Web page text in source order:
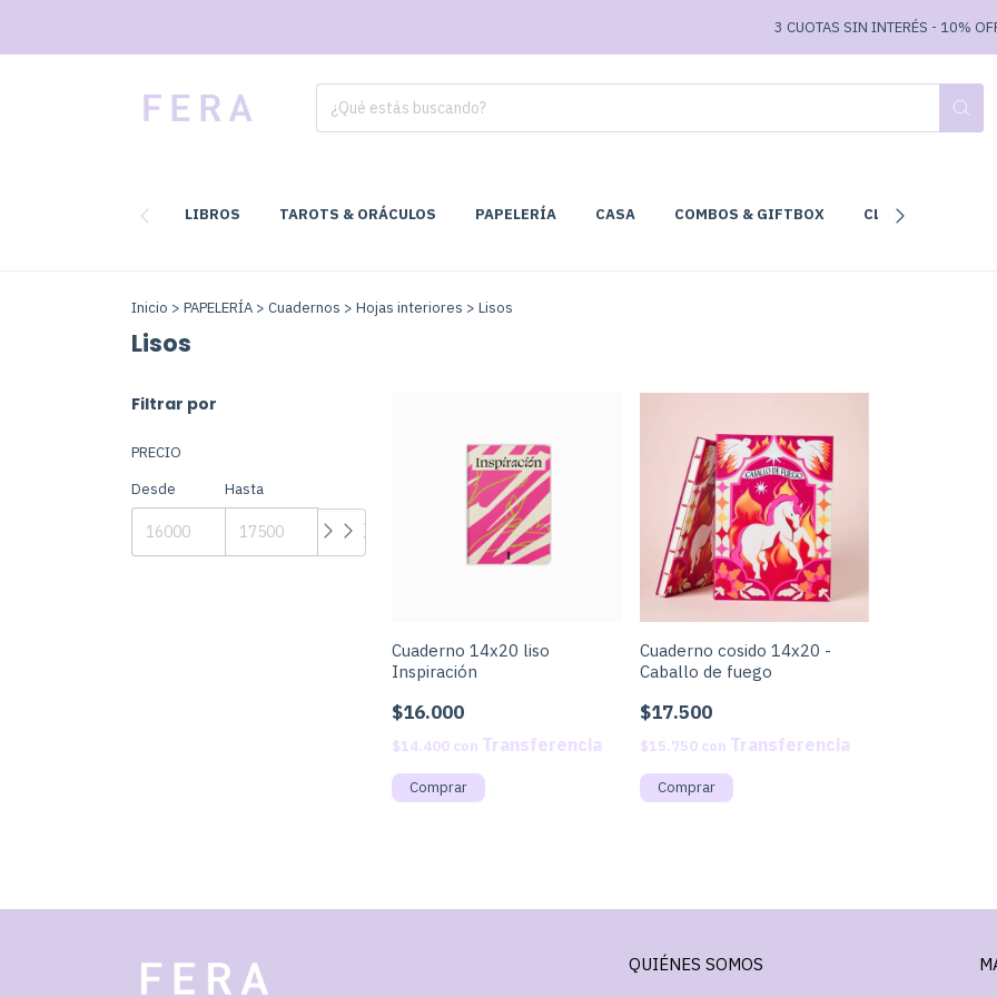
3 CUOTAS SIN INTERÉS - 10%
LIBROS TAROTS & ORÁCULOS PAPELERÍA CASA COMBOS & GIFTBOX CLUB DE LECTURA
Inicio > PAPELERÍA > Cuadernos > Hojas interiores > Lisos
Lisos
Filtrar por
PRECIO
Desde
Hasta
Cuaderno 14x20 liso
Inspiración
$16.000
$14.400 con
Cuaderno cosido 14x20 -
Caballo de fuego
$17.500
$15.750 con
QUIÉNES SOMOS